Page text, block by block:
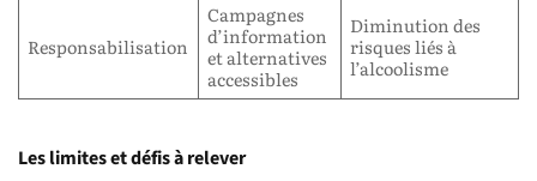
Responsabilisation
Campagnes
d’information
et alternatives
accessibles
Diminution des
risques liés à
l’alcoolisme
Les limites et défis à relever